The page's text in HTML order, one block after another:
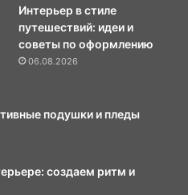
Интерьер в стиле
путешествий: идеи и
советы по оформлению
06.08.2026
подушки и пледы
создаем ритм и